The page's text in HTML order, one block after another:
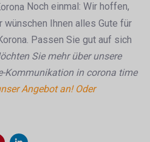
Noch einmal: Wir hoffen,
Ihnen alles Gute für
Passen Sie gut auf sich
Sie mehr über unsere
Kommunikation in corona time
Angebot an! Oder